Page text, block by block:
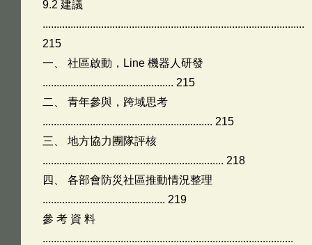
9.2 建議
..............................................................................................
215
一、 社區啟動，Line 機器人研發
............................................... 215
二、 青年參與，跨域思考
............................................................. 215
三、 地方協力團隊評核
................................................................. 218
四、 各部會防災社區推動情況整理
............................................ 219
參 考 資 料
..........................................................................................